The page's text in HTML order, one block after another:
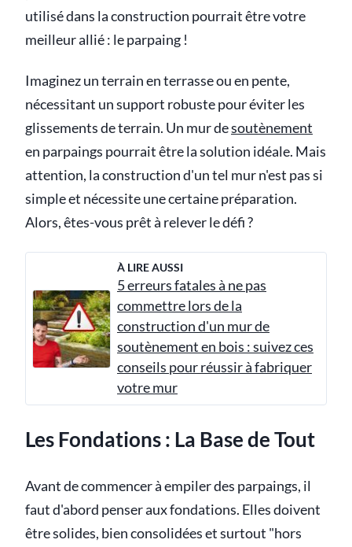
utilisé dans la construction pourrait être votre
meilleur allié : le parpaing !
Imaginez un terrain en terrasse ou en pente,
nécessitant un support robuste pour éviter les
glissements de terrain. Un mur desoutènement
en parpaings pourrait être la solution idéale. Mais
attention, la construction d'un tel mur n'est pas si
simple et nécessite une certaine préparation.
Alors, êtes-vous prêt à relever le défi ?
À LIRE AUSSI
5 erreurs fatales à ne pas
commettre lors de la
construction d'un mur de
soutènement en bois : suivez ces
conseils pour réussir à fabriquer
votre mur
Les Fondations : La Base de Tout
Avant de commencer à empiler des parpaings, il
faut d'abord penser aux fondations. Elles doivent
être solides, bien consolidées et surtout "hors